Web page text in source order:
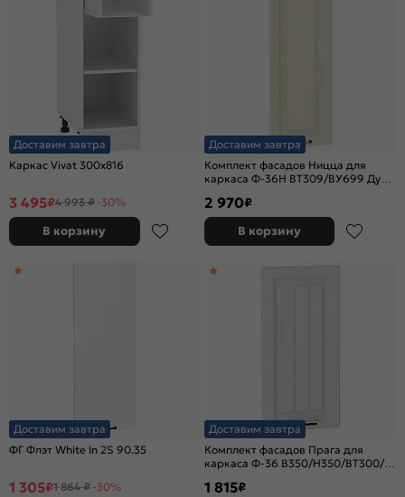
Доставим завтра
Каркас Vivat 300x816
3 495₽4 993 ₽ -30%
В корзину
Доставим завтра
Комплект фасадов Ницца для
каркаса Ф-36Н ВТ309/ВУ699 Дуб
2 970₽
В корзину
Доставим завтра
ФГ Флэт White In 2S 90.35
1 305₽1 864 ₽ -30%
Доставим завтра
Комплект фасадов Прага для
каркаса Ф-36 В350/Н350/ВТ300/
1 815₽